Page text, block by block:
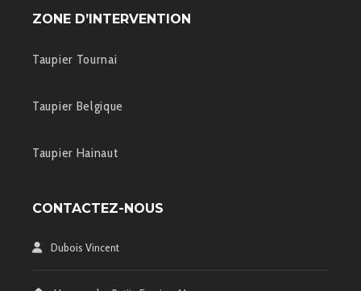
ZONE D’INTERVENTION
Taupier Tournai
Taupier Belgique
Taupier Hainaut
CONTACTEZ-NOUS
Dubois Vincent